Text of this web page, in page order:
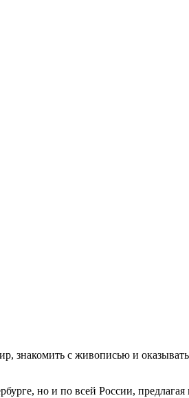
знакомить с живописью и
но и по всей России, предлагая